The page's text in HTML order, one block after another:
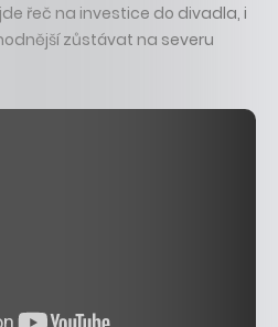
řeč na investice do divadla, i
zůstávat na severu